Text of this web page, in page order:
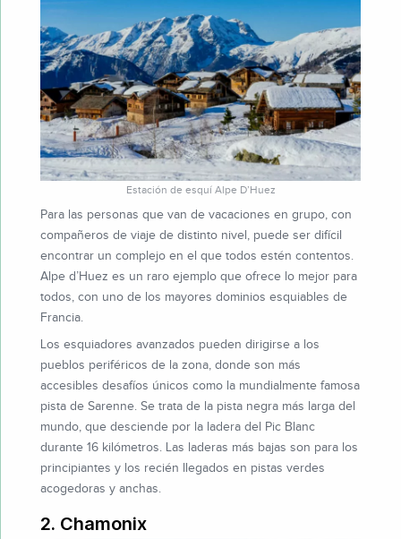
Estación de esquí Alpe D’Huez
Para las personas que van de vacaciones en grupo, con
compañeros de viaje de distinto nivel, puede ser difícil
encontrar un complejo en el que todos estén contentos.
Alpe d’Huez es un raro ejemplo que ofrece lo mejor para
todos, con uno de los mayores dominios esquiables de
Francia.
Los esquiadores avanzados pueden dirigirse a los
pueblos periféricos de la zona, donde son más
accesibles desafíos únicos como la mundialmente famosa
pista de Sarenne. Se trata de la pista negra más larga del
mundo, que desciende por la ladera del Pic Blanc
durante 16 kilómetros. Las laderas más bajas son para los
principiantes y los recién llegados en pistas verdes
acogedoras y anchas.
2. Chamonix